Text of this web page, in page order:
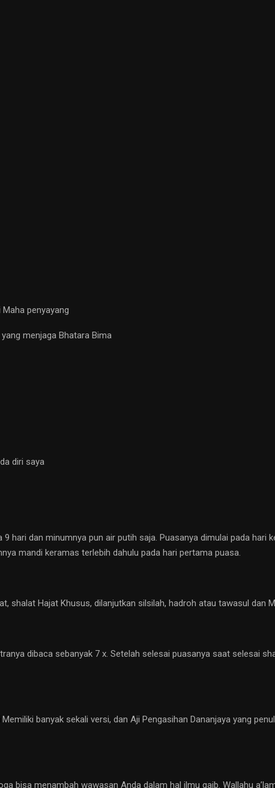
penyayang
menjaga Bhatara Bima
diri saya
hari dan minumnya pun air putih saja. Puasanya dimulai pada hari
mandi keramas terlebih dahulu pada hari pertama puasa.
shalat Hajat Khusus, dilanjutkan silsilah, hadroh atau tawasul dan
dibaca sebanyak 7 x. Setelah selesai puasanya saat selesai
banyak sekali versi, dan Aji Pengasihan Dananjaya yang
bisa menambah wawasan Anda dalam hal ilmu gaib. Wallahu